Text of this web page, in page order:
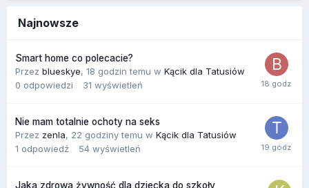
Najnowsze
Smart home co polecacie?
Przez blueskye, 18 godzin temu w Kącik dla Tatusiów
0 odpowiedzi 31 wyświetleń
Nie mam totalnie ochoty na seks
Przez zenla, 22 godziny temu w Kącik dla Tatusiów
1 odpowiedź 54 wyświetleń
Jaka zdrowa żywność dla dziecka do szkoły